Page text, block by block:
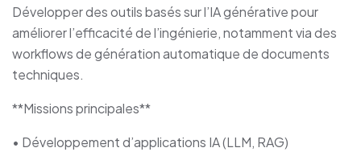
Développer des outils basés sur l’IA générative pour
améliorer l’efficacité de l’ingénierie, notamment via des
workflows de génération automatique de documents
techniques.
**Missions principales**
• Développement d’applications IA (LLM, RAG)